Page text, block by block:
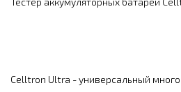
Celltron Ultra - универсальный